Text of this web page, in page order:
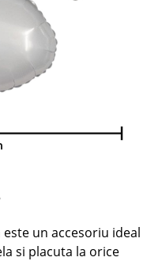
un accesoriu ideal
si placuta la orice